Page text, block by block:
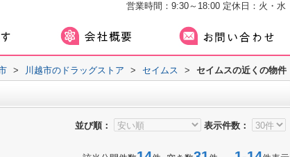
営業時間：9:30～18:00 定休日：火・水
> 川越市のドラッグストア > セイムス > セイムスの近くの物件
並び順： 表示件数：